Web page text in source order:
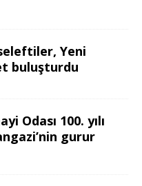
Yeni
buluşturdu
Odası 100. yılı
gurur